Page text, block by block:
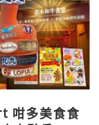
咁多美食食